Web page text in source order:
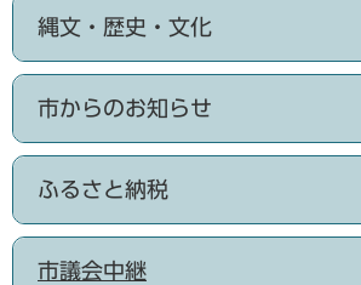
縄文・歴史・文化
市からのお知らせ
ふるさと納税
市議会中継